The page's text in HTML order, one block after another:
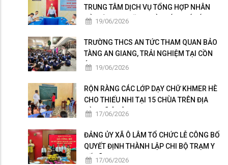
TRUNG TÂM DỊCH VỤ TỔNG HỢP NHÂN
KỶ NIỆM 101 NĂM NGÀY BÁO CHÍ CÁCH
19/06/2026
TRƯỜNG THCS AN TỨC THAM QUAN BẢO
TÀNG AN GIANG, TRẢI NGHIỆM TẠI CỒN
ÉN 19/06/2026
RỘN RÀNG CÁC LỚP DẠY CHỮ KHMER HÈ
CHO THIẾU NHI TẠI 15 CHÙA TRÊN ĐỊA
BÀN XÃ Ô LÂM
17/06/2026
ĐẢNG ỦY XÃ Ô LÂM TỔ CHỨC LỄ CÔNG BỐ
QUYẾT ĐỊNH THÀNH LẬP CHI BỘ TRẠM Y
TẾ XÃ17/06/2026